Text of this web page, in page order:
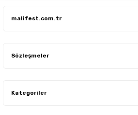
malifest.com.tr
Sözleşmeler
Kategoriler